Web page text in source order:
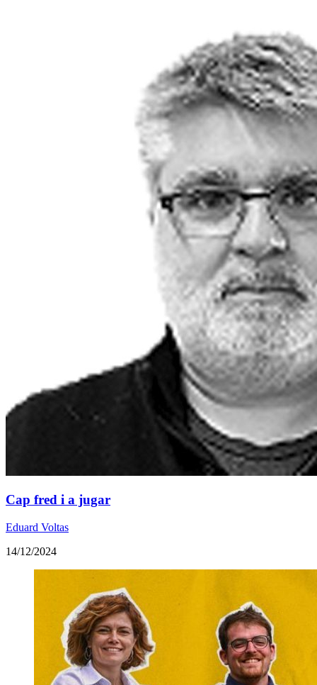
Cap fred i a jugar
Eduard Voltas
14/12/2024